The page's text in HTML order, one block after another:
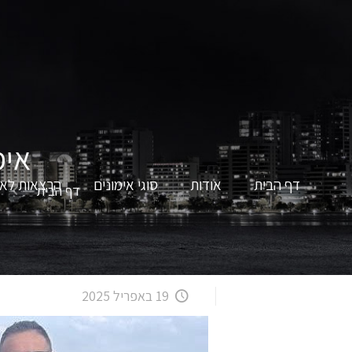
דף הבית אודות סוגי אימונים הרצאות
דף הבית
19 באפריל 2025